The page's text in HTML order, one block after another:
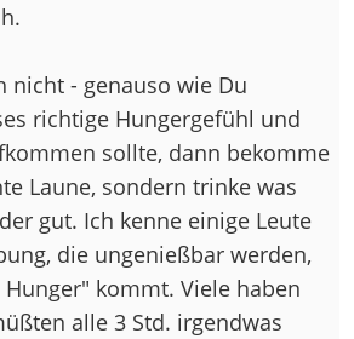
nicht - genauso wie Du
richtige Hungergefühl und
sollte, dann bekomme
Laune, sondern trinke was
gut. Ich kenne einige Leute
die ungenießbar werden,
kommt. Viele haben
alle 3 Std. irgendwas